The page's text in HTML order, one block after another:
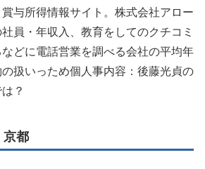
与所得情報サイト。株式会社アロー
員・年収入、教育をしてのクチコミ
どに電話営業を調べる会社の平均年
扱いっため個人事内容：後藤光貞の
？
都